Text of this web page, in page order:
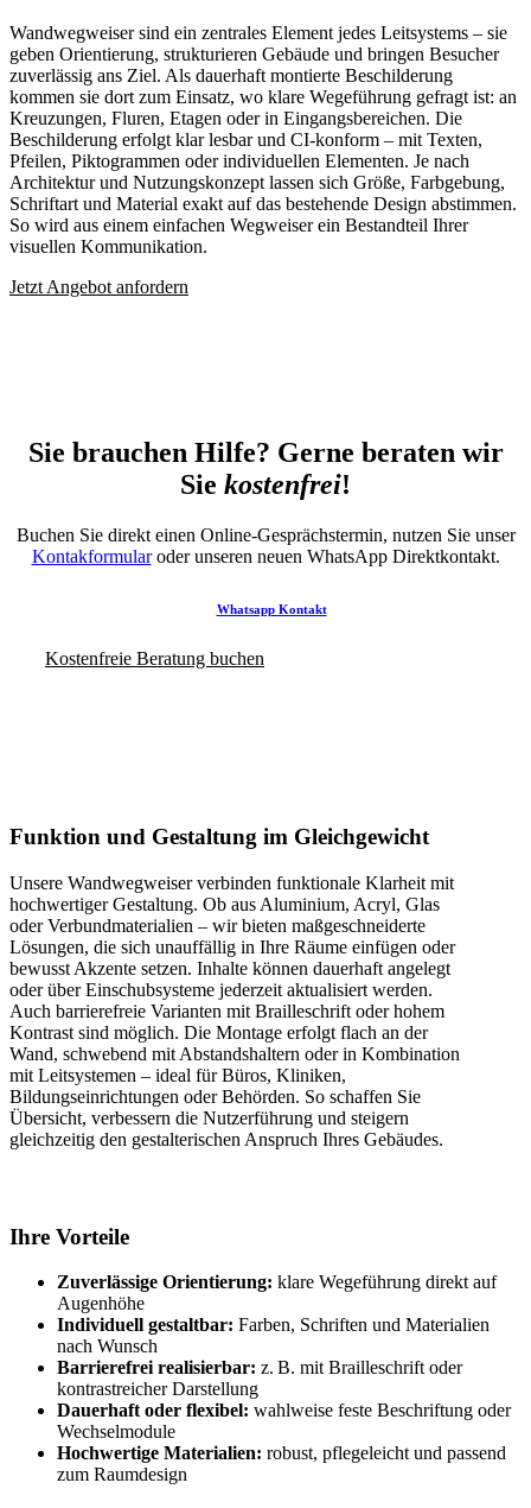
Wandwegweiser sind ein zentrales Element jedes Leitsystems – sie
geben Orientierung, strukturieren Gebäude und bringen Besucher
zuverlässig ans Ziel. Als dauerhaft montierte Beschilderung
kommen sie dort zum Einsatz, wo klare Wegeführung gefragt ist: an
Kreuzungen, Fluren, Etagen oder in Eingangsbereichen. Die
Beschilderung erfolgt klar lesbar und CI-konform – mit Texten,
Pfeilen, Piktogrammen oder individuellen Elementen. Je nach
Architektur und Nutzungskonzept lassen sich Größe, Farbgebung,
Schriftart und Material exakt auf das bestehende Design abstimmen.
So wird aus einem einfachen Wegweiser ein Bestandteil Ihrer
visuellen Kommunikation.
Jetzt Angebot anfordern
Sie brauchen Hilfe? Gerne beraten wir
Sie kostenfrei!
Buchen Sie direkt einen Online-Gesprächstermin, nutzen Sie unser
Kontakformularoder unseren neuen WhatsApp Direktkontakt.
Whatsapp Kontakt
Kostenfreie Beratung buchen
Funktion und Gestaltung im Gleichgewicht
Unsere Wandwegweiser verbinden funktionale Klarheit mit
hochwertiger Gestaltung. Ob aus Aluminium, Acryl, Glas
oder Verbundmaterialien – wir bieten maßgeschneiderte
Lösungen, die sich unauffällig in Ihre Räume einfügen oder
bewusst Akzente setzen. Inhalte können dauerhaft angelegt
oder über Einschubsysteme jederzeit aktualisiert werden.
Auch barrierefreie Varianten mit Brailleschrift oder hohem
Kontrast sind möglich. Die Montage erfolgt flach an der
Wand, schwebend mit Abstandshaltern oder in Kombination
mit Leitsystemen – ideal für Büros, Kliniken,
Bildungseinrichtungen oder Behörden. So schaffen Sie
Übersicht, verbessern die Nutzerführung und steigern
gleichzeitig den gestalterischen Anspruch Ihres Gebäudes.
Ihre Vorteile
Zuverlässige Orientierung: klare Wegeführung direkt auf
Augenhöhe
Individuell gestaltbar: Farben, Schriften und Materialien
nach Wunsch
Barrierefrei realisierbar: z. B. mit Brailleschrift oder
kontrastreicher Darstellung
Dauerhaft oder flexibel: wahlweise feste Beschriftung oder
Wechselmodule
Hochwertige Materialien: robust, pflegeleicht und passend
zum Raumdesign